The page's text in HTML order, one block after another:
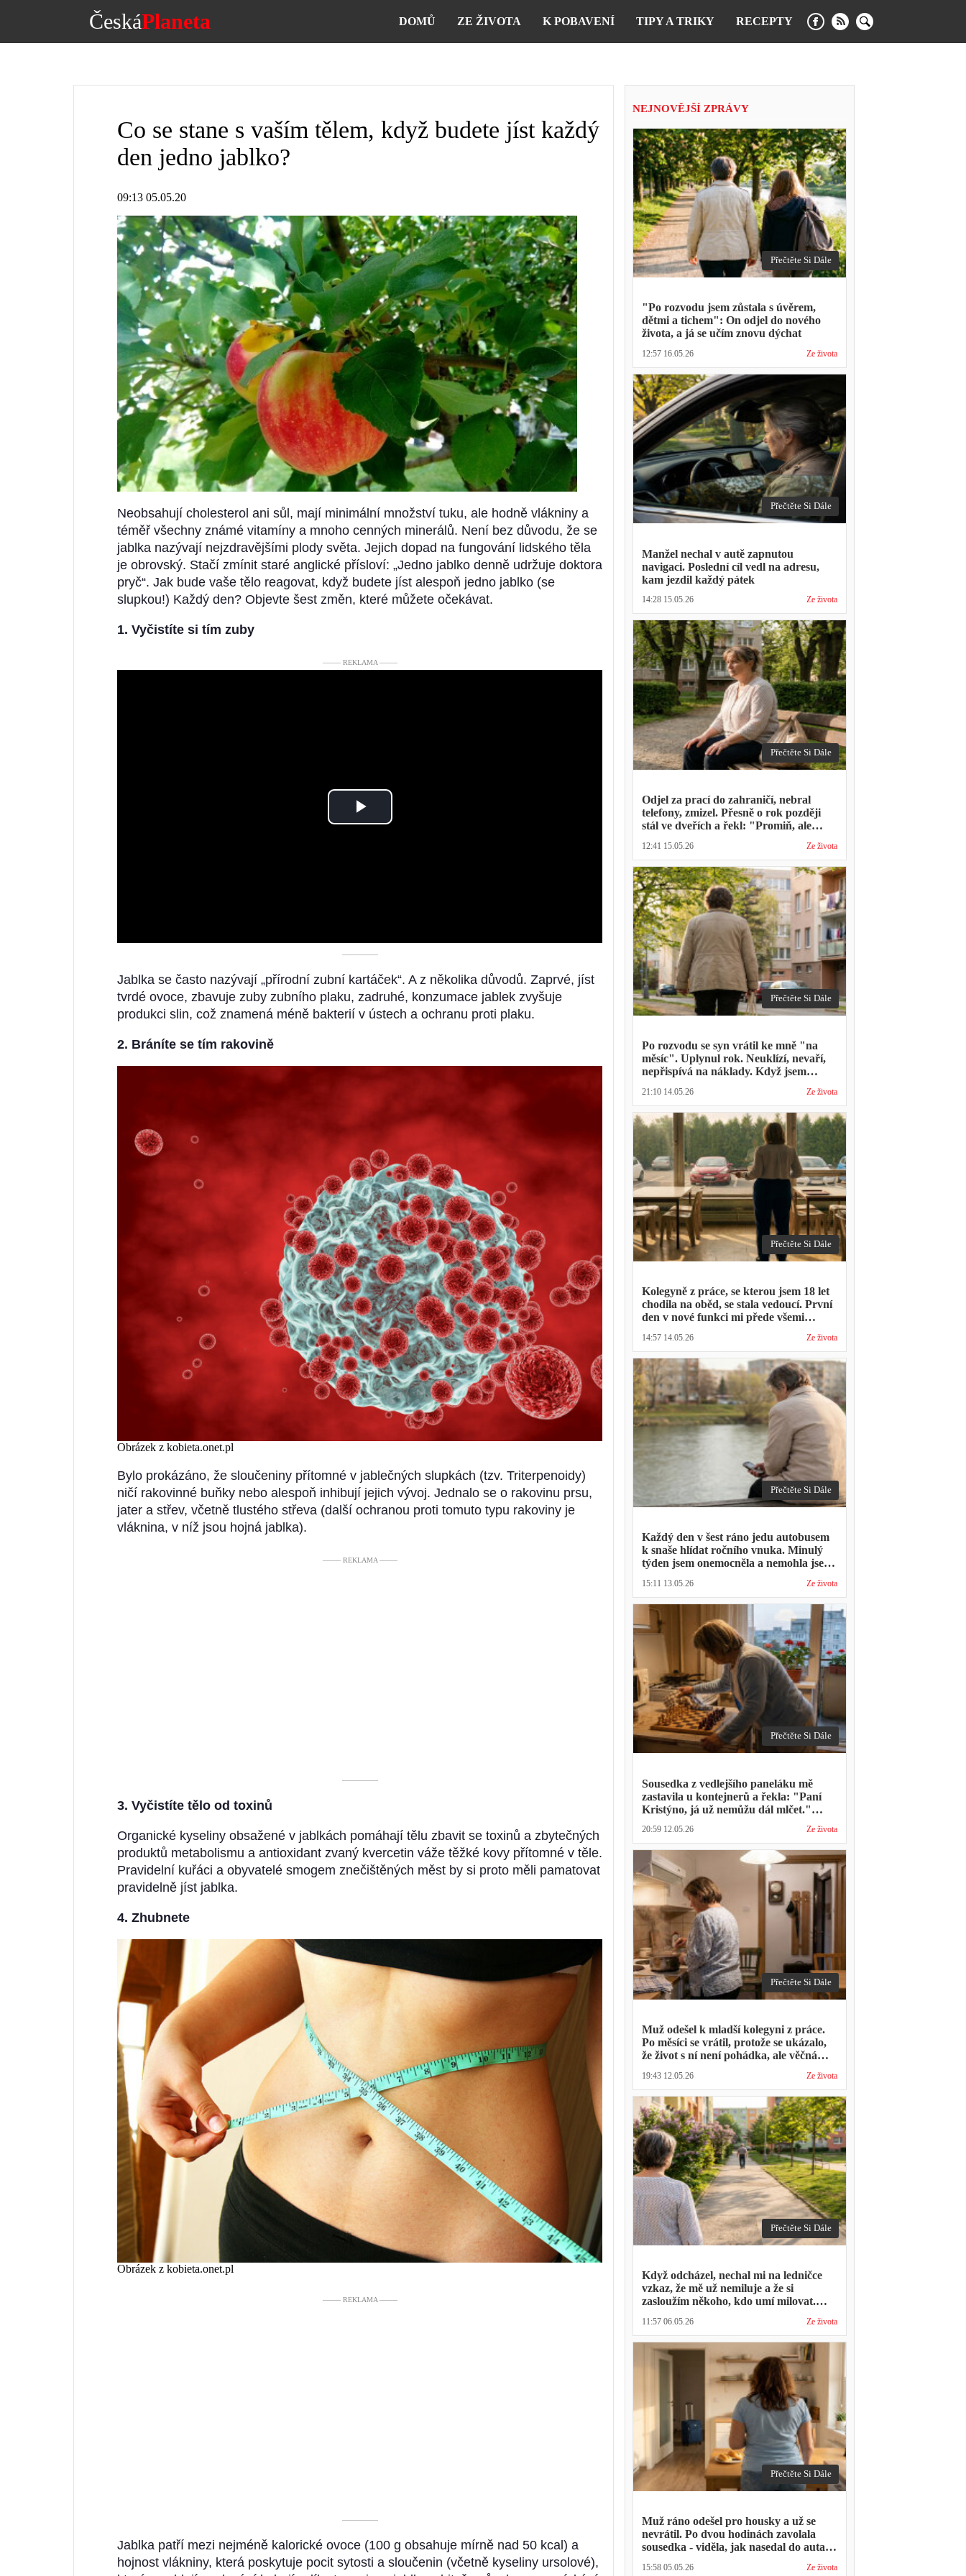
ČeskáPlaneta DOMŮ ZE ŽIVOTA K POBAVENÍ TIPY A TRIKY RECEPTY
Co se stane s vaším tělem, když budete jíst každý
den jedno jablko?
09:13 05.05.20
Neobsahují cholesterol ani sůl, mají minimální množství tuku, ale hodně vlákniny a
téměř všechny známé vitamíny a mnoho cenných minerálů. Není bez důvodu, že se
jablka nazývají nejzdravějšími plody světa. Jejich dopad na fungování lidského těla
je obrovský. Stačí zmínit staré anglické přísloví: „Jedno jablko denně udržuje doktora
pryč“. Jak bude vaše tělo reagovat, když budete jíst alespoň jedno jablko (se
slupkou!) Každý den? Objevte šest změn, které můžete očekávat.
1. Vyčistíte si tím zuby
––––– REKLAMA –––––
Play
––––––––––
Jablka se často nazývají „přírodní zubní kartáček“. A z několika důvodů. Zaprvé, jíst
tvrdé ovoce, zbavuje zuby zubního plaku, zadruhé, konzumace jablek zvyšuje
produkci slin, což znamená méně bakterií v ústech a ochranu proti plaku.
2. Bráníte se tím rakovině
Obrázek z kobieta.onet.pl
Bylo prokázáno, že sloučeniny přítomné v jablečných slupkách (tzv. Triterpenoidy)
ničí rakovinné buňky nebo alespoň inhibují jejich vývoj. Jednalo se o rakovinu prsu,
jater a střev, včetně tlustého střeva (další ochranou proti tomuto typu rakoviny je
vláknina, v níž jsou hojná jablka).
––––– REKLAMA –––––
––––––––––
3. Vyčistíte tělo od toxinů
Organické kyseliny obsažené v jablkách pomáhají tělu zbavit se toxinů a zbytečných
produktů metabolismu a antioxidant zvaný kvercetin váže těžké kovy přítomné v těle.
Pravidelní kuřáci a obyvatelé smogem znečištěných měst by si proto měli pamatovat
pravidelně jíst jablka.
4. Zhubnete
Obrázek z kobieta.onet.pl
––––– REKLAMA –––––
––––––––––
Jablka patří mezi nejméně kalorické ovoce (100 g obsahuje mírně nad 50 kcal) a
hojnost vlákniny, která poskytuje pocit sytosti a sloučenin (včetně kyseliny ursolové),
NEJNOVĚJŠÍ ZPRÁVY
Přečtěte Si Dále
"Po rozvodu jsem zůstala s úvěrem,
dětmi a tichem": On odjel do nového
života, a já se učím znovu dýchat
12:57 16.05.26 Ze života
Přečtěte Si Dále
Manžel nechal v autě zapnutou
navigaci. Poslední cíl vedl na adresu,
kam jezdil každý pátek
14:28 15.05.26 Ze života
Přečtěte Si Dále
Odjel za prací do zahraničí, nebral
telefony, zmizel. Přesně o rok později
stál ve dveřích a řekl: "Promiň, ale
12:41 15.05.26 Ze života
Přečtěte Si Dále
Po rozvodu se syn vrátil ke mně "na
měsíc". Uplynul rok. Neuklízí, nevaří,
nepřispívá na náklady. Když jsem
přece nevyhodíš vlastní dítě."
21:10 14.05.26 Ze života
Přečtěte Si Dále
Kolegyně z práce, se kterou jsem 18 let
chodila na oběd, se stala vedoucí. První
den v nové funkci mi přede všemi
Přestávka trvala stejně jako vždycky
14:57 14.05.26 Ze života
Přečtěte Si Dále
Každý den v šest ráno jedu autobusem
k snaše hlídat ročního vnuka. Minulý
týden jsem onemocněla a nemohla jsem
den volna. Víš, kolik nás to stálo?"
15:11 13.05.26 Ze života
Přečtěte Si Dále
Sousedka z vedlejšího paneláku mě
zastavila u kontejnerů a řekla: "Paní
Kristýno, já už nemůžu dál mlčet."
manžela ve čtvrtky na lavičce před
lékárnou s tou samou ženou
20:59 12.05.26 Ze života
Přečtěte Si Dále
Muž odešel k mladší kolegyni z práce.
Po měsíci se vrátil, protože se ukázalo,
že život s ní není pohádka, ale věčná
19:43 12.05.26 Ze života
Přečtěte Si Dále
Když odcházel, nechal mi na ledničce
vzkaz, že mě už nemiluje a že si
zasloužím někoho, kdo umí milovat.
mohl přijít na nedělní oběd, protože ta
druhá ho vyhodila a nemá kde strávit
svátky
11:57 06.05.26 Ze života
Přečtěte Si Dále
Muž ráno odešel pro housky a už se
nevrátil. Po dvou hodinách zavolala
sousedka - viděla, jak nasedal do auta s
týden pomáhala balit na služební cestu
15:58 05.05.26 Ze života